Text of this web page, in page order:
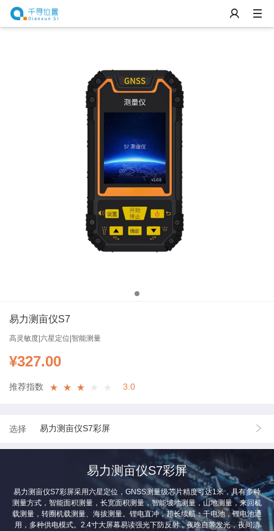
易力测亩仪S7
高灵敏度|六星定位|智能测量
¥327.00
推荐指数 ★ ★ ★ 3.0
选择 易力测亩仪S7彩屏
易力测亩仪S7彩屏
易力测亩仪S7彩屏采用六星定位，GNSS测量级芯片精度可达1米，具有多种
测量方式，智能面积测量，长宽面积测量，智能坡地测量，山地测量，来回机
载测量，转圈机载测量、海拔测量。锂电直冲，超长续航：干电池，锂电池通
用，多种供电模式。2.4寸大屏幕易读强光下防反射，夜晚自带发光，夜间清